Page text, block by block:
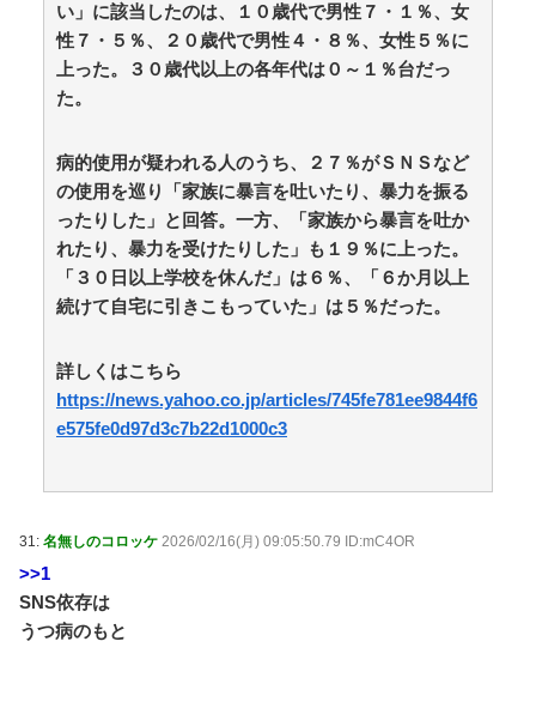
妻が嫌すぎて壊れていった、ある夫の現実
呼び名は100種類以上 「御座候」「回転焼き」
「暫」…あんこ入りのあの和菓子を関西では何と呼
ぶ？ 姫路では「御座候」米原では「暫」 関西圏を離
れると「大判焼き」に “境界線”を調査 / 5chまとめ
【朗報】かわいい動物の動画がストレス・不安の軽減
になる可能性。英大学の研究で実証 / anaguro - 総合
NEW! (8/9 08:10)
【なぜ韓国にはキム姓が多いのか】 韓国の姓は250、
日本は30万…歴史的背景を米学者分析「学問尊重と平和
な歴史が原動力」 / anaguro - 総合 NEW! (8/9 08:05)
TBS新人アナ ブラチラ、お尻くっきり、Y字開
脚！！ / anaguro - 総合
MAP(総合) NEW!
【唯一の五輪メダルを日本に奪われるのか】外国人審
判への性接待で大揺れの韓国サッカー界、ロンドン五輪
メダル剝奪… / 5chまとめMAP(総合)
ｗｗｗｗｗ / 5chまとめMAP(総合) NEW! (8/9 07:23)
画「鬼滅」「進撃の巨人」 / 5chまとめMAP(総合)
(8/9 07:19)
【朗報】高瀬くるみ＆浅倉樹々がランチ「ききちゃん
って呼んで？今日から友達ね！」 / おまとめアンテナ
NEW! (8/9 07:00)
い」に該当したのは、１０歳代で男性７・１％、女
性７・５％、２０歳代で男性４・８％、女性５％に
上った。３０歳代以上の各年代は０～１％台だっ
た。
病的使用が疑われる人のうち、２７％がＳＮＳなど
の使用を巡り「家族に暴言を吐いたり、暴力を振る
ったりした」と回答。一方、「家族から暴言を吐か
れたり、暴力を受けたりした」も１９％に上った。
「３０日以上学校を休んだ」は６％、「６か月以上
続けて自宅に引きこもっていた」は５％だった。
詳しくはこちら
https://news.yahoo.co.jp/articles/745fe781ee9844f6
e575fe0d97d3c7b22d1000c3
31: 名無しのコロッケ 2026/02/16(月) 09:05:50.79 ID:mC4OR
>>1
SNS依存は
うつ病のもと